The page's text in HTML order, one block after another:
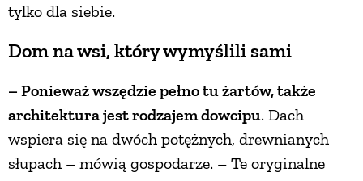
tylko dla siebie.
Dom na wsi, który wymyślili sami
– Ponieważ wszędzie pełno tu żartów, także
architektura jest rodzajem dowcipu. Dach
wspiera się na dwóch potężnych, drewnianych
słupach – mówią gospodarze. – Te oryginalne
DODATKI
PRZETWORY
INNE